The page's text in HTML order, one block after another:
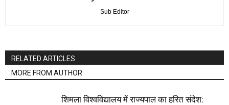
Sub Editor
RELATED ARTICLES
MORE FROM AUTHOR
शिमला विश्वविद्यालय में राज्यपाल का हरित संदेश: